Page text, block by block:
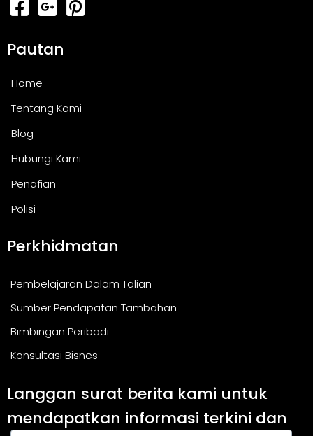
Pautan
Home
Tentang Kami
Blog
Hubungi Kami
Penafian
Polisi
Perkhidmatan
Pembelajaran Dalam Talian
Sumber Pendapatan Tambahan
Bimbingan Peribadi
Konsultasi Bisnes
Langgan surat berita kami untuk
mendapatkan informasi terkini dan